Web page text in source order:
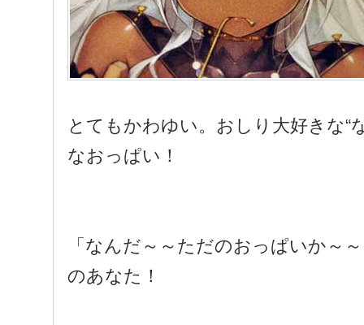
とてもかわゆい。おしり大好きな“
なおっぱい！
「なんだ～～ただのおっぱいか～
のあなた！